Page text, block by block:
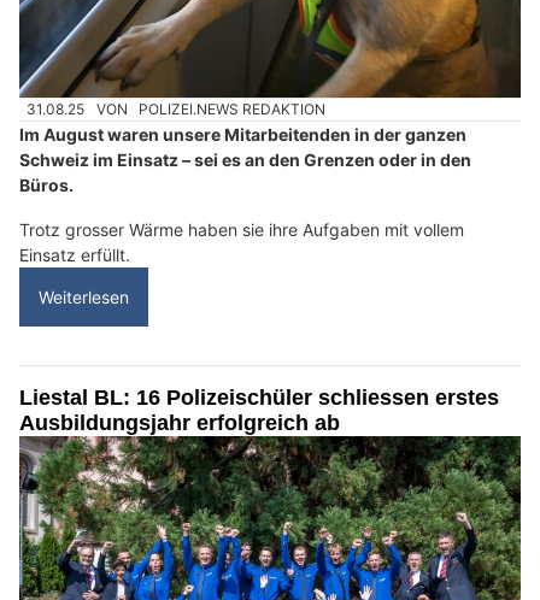
31.08.25 VON POLIZEI.NEWS REDAKTION
Im August waren unsere Mitarbeitenden in der ganzen
Schweiz im Einsatz – sei es an den Grenzen oder in den
Büros.
Trotz grosser Wärme haben sie ihre Aufgaben mit vollem
Einsatz erfüllt.
Weiterlesen
Liestal BL: 16 Polizeischüler schliessen erstes
Ausbildungsjahr erfolgreich ab